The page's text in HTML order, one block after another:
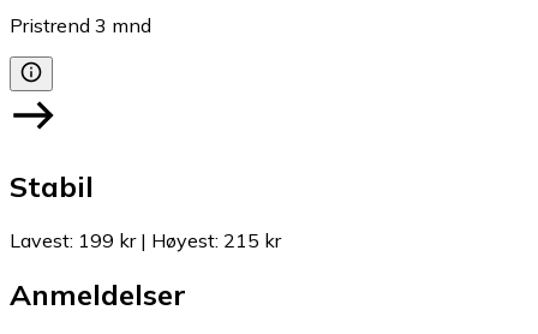
Pristrend 3 mnd
Stabil
Lavest: 199 kr| Høyest: 215 kr
Anmeldelser